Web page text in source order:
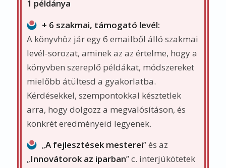
Fejlesztési útmutató
(melynek értéke 1800 Ft)
13800 Ft helyett
9800 Ft
+ 1500 Ft postaköltség
ALAP